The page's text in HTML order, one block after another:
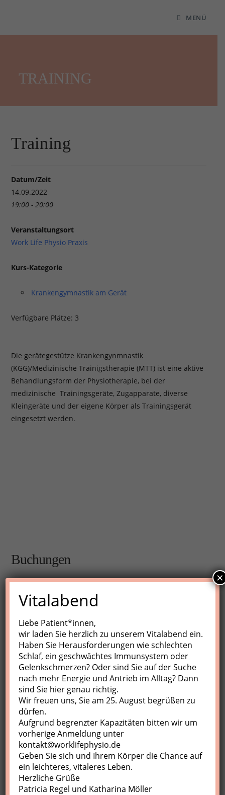
MENÜ
TRAINING
Training
Datum/Zeit
14.09.2022
19:00 - 20:00
Veranstaltungsort
Work Life Physio Praxis
Kurs-Kategorie
Krankengymnastik am Gerät
Verfügbare Plätze: 3
Die gerätegestütze Krankengynmnastik
(KGG)/Medizinische Trainigstherapie (MTT) ist eine aktive
Behandlungsform der Physiotherapie, bei der
medizinische Trainingsgeräte, Zugapparate, diverse
Kleingeräte und der eigene Körper als Trainingsgerät
eingesetzt werden.
Buchungen
Buchungen sind für diese Veranstaltung nicht mehr
möglich.
Nächste Kurse
Keine Veranstaltungen
Profil
Meine Buchungen
Abmelden
Vitalabend
Liebe Patient*innen,
wir laden Sie herzlich zu unserem Vitalabend ein.
Haben Sie Herausforderungen wie schlechten
Schlaf, ein geschwächtes Immunsystem oder
Gelenkschmerzen? Oder sind Sie auf der Suche
nach mehr Energie und Antrieb im Alltag? Dann
sind Sie hier genau richtig.
Wir freuen uns, Sie am 25. August begrüßen zu
dürfen.
Aufgrund begrenzter Kapazitäten bitten wir um
vorherige Anmeldung unter
kontakt@worklifephysio.de
Geben Sie sich und Ihrem Körper die Chance auf
ein leichteres, vitaleres Leben.
Herzliche Grüße
Patricia Regel und Katharina Möller
×